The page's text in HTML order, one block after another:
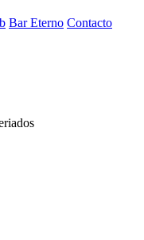
Bar Eterno Contacto